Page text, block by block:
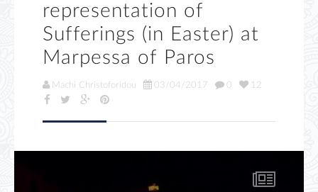
representation of
Sufferings (in Easter) at
Marpessa of Paros
Machi Christoforidou 03/04/2017 0 12